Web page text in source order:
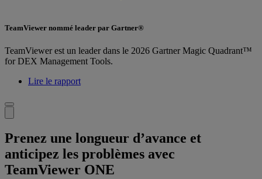
TeamViewer nommé leader par Gartner®
TeamViewer est un leader dans le 2026 Gartner Magic Quadrant™
for DEX Management Tools.
Lire le rapport
Prenez une longueur d’avance et
anticipez les problèmes avec
TeamViewer ONE